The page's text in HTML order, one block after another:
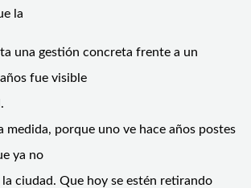
la
una gestión concreta frente a un
fue visible
medida, porque uno ve hace años postes
ya no
ciudad. Que hoy se estén retirando